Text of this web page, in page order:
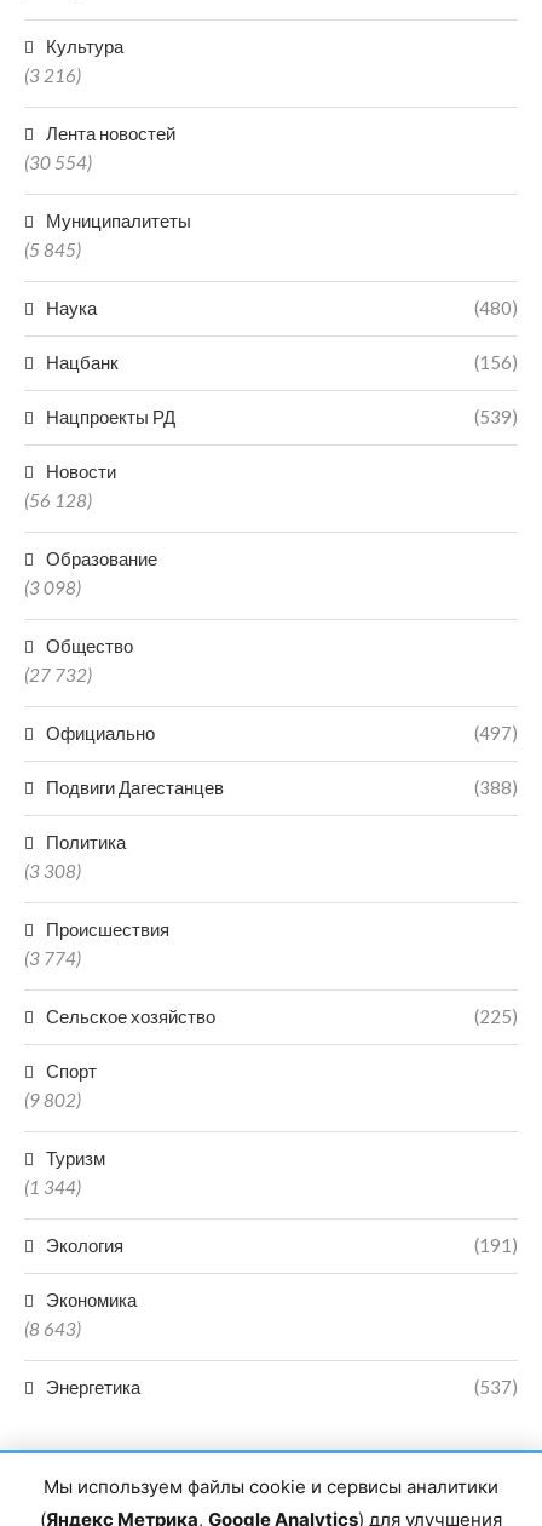
Культура
(3 216)
Лента новостей
(30 554)
Муниципалитеты
(5 845)
Наука (480)
Нацбанк (156)
Нацпроекты РД (539)
Новости
(56 128)
Образование
(3 098)
Общество
(27 732)
Официально (497)
Подвиги Дагестанцев (388)
Политика
(3 308)
Происшествия
(3 774)
Сельское хозяйство (225)
Спорт
(9 802)
Туризм
(1 344)
Экология (191)
Экономика
(8 643)
Энергетика (537)
Мы используем файлы cookie и сервисы аналитики
(Яндекс Метрика, Google Analytics) для улучшения